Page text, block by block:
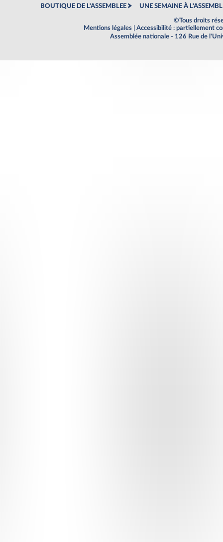
BOUTIQUE DE L'ASSEMBLEE UNE SEMAINE À
©Tous droits
Mentions légales
Accessibilité : partiellement
Assemblée nationale - 126 Rue de